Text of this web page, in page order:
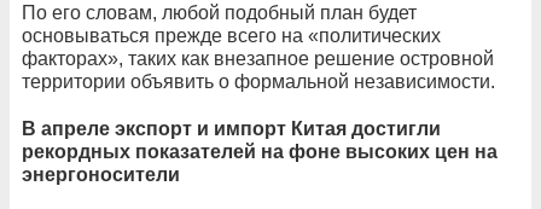
По его словам, любой подобный план будет
основываться прежде всего на «политических
факторах», таких как внезапное решение островной
территории объявить о формальной независимости.
В апреле экспорт и импорт Китая достигли
рекордных показателей на фоне высоких цен на
энергоносители